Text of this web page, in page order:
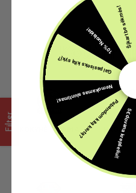
Filter
Kodėl
KOKYBĖ & KAINA 5€ dovana krepšeliui!
Pabandom kitą kartą?
Nemokamas siuntimas!
Gal pasiseks kitą sykį?
10% Nuolaida!Šįkart be sėkmės!